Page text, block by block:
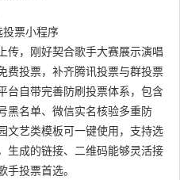
票小程序
传，刚好契合歌手大赛展示演唱
费投票，补齐腾讯投票与群投票
台自带完善防刷投票体系，包含
黑名单、微信实名核验多重防
文艺类模板可一键使用，支持选
生成的链接、二维码能够灵活接
投票首选。